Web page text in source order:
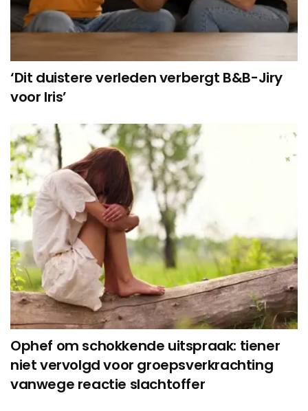
‘Dit duistere verleden verbergt B&B-Jiry
voor Iris’
Ophef om schokkende uitspraak: tiener
niet vervolgd voor groepsverkrachting
vanwege reactie slachtoffer